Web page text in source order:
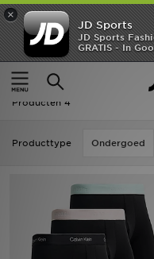
×
JD Sports
JD Sports
GRATIS - In
Thuis
Sale | Calvin Klein
Sale | Calvin Klein
Producten 4
Producttype Ondergoed
New In
Heren
Dames
Merken
Voetbal